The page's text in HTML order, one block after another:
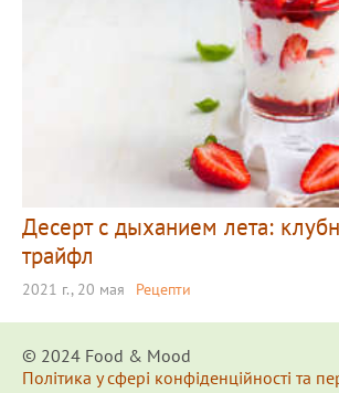
Десерт с дыханием лета:
трайфл
2021 г., 20 мая Рецепти
© 2024 Food & Мood
Політика у сфері конфіденційності та